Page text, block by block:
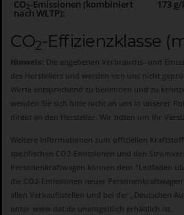
CO2-Emissionen (kombiniert
nach WLTP):
173
CO2-Effizienzklasse
Hinweis: Die angebenen Verbrauchs- und
des Herstellers und werden von uns nicht
Werte entsprechend zu benennen und zu
wenden Sie sich bitte nicht an uns in unserer
direkt an den Hersteller. Wir bitten um Ihr
Weitere Informationen zum offiziellen
spezifischen CO2-Emissionen und den
Personenkraftwagen können dem "Leitfaden
die CO2-Emissionen neuer
allen Verkaufsstellen und bei der „Deutschen
unter www.dat.de unentgeltlich erhältlich ist.